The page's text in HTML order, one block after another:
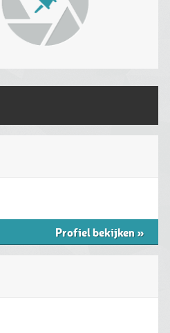
Profiel bekijken»